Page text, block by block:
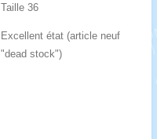
Taille 36
Excellent état (article neuf
"dead stock")